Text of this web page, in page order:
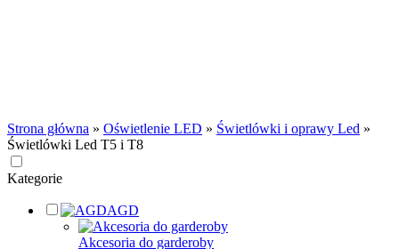
Strona główna » Oświetlenie LED » Świetlówki i oprawy Led »
Świetlówki Led T5 i T8
Kategorie
AGD
Akcesoria do garderoby